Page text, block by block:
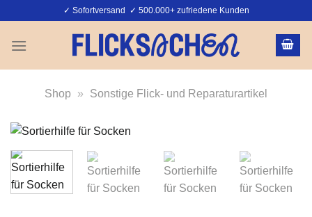
springen
✓ Sofortversand ✓ 500.000+ zufriedene Kunden
Shop » Sonstige Flick- und Reparaturartikel